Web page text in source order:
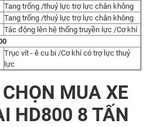
Tang trống /thuỷ lực trợ lực chân không
Tang trống /thuỷ lực trợ lực chân không
Tác động lên hệ thống truyền lực /Cơ khí
Trục vít - ê cu bi /Cơ khí có trợ lực thuỷ
lực
MUA XE
HD800 8 TẤN